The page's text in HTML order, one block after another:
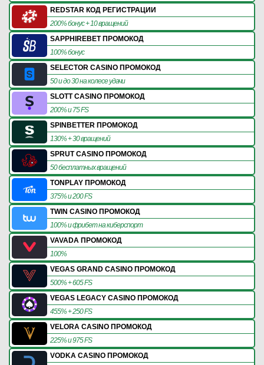
REDSTAR КОД РЕГИСТРАЦИИ
200% бонус + 10 вращений
SAPPHIREBET ПРОМОКОД
100% бонус
SELECTOR CASINO ПРОМОКОД
50 и до 30 на колесе удачи
SLOTT CASINO ПРОМОКОД
200% и 75 FS
SPINBETTER ПРОМОКОД
130% + 30 вращений
SPRUT CASINO ПРОМОКОД
50 бесплатных вращений
TONPLAY ПРОМОКОД
375% и 200 FS
TWIN CASINO ПРОМОКОД
100% и фрибет на киберспорт
VAVADA ПРОМОКОД
100%
VEGAS GRAND CASINO ПРОМОКОД
500% + 605 FS
VEGAS LEGACY CASINO ПРОМОКОД
455% + 250 FS
VELORA CASINO ПРОМОКОД
225% и 975 FS
VODKA CASINO ПРОМОКОД